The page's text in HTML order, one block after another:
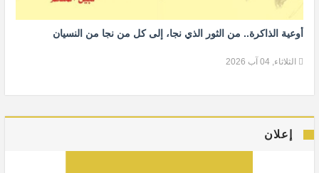
أوعية الذاكرة.. من الثور الذي نجا، إلى كل من نجا من النسيان
الثلاثاء, 04 آب 2026
إعلان